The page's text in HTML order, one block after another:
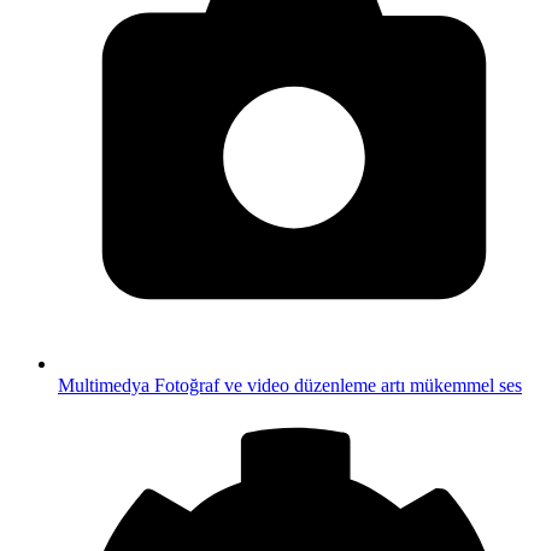
Multimedya Fotoğraf ve video düzenleme artı mükemmel ses